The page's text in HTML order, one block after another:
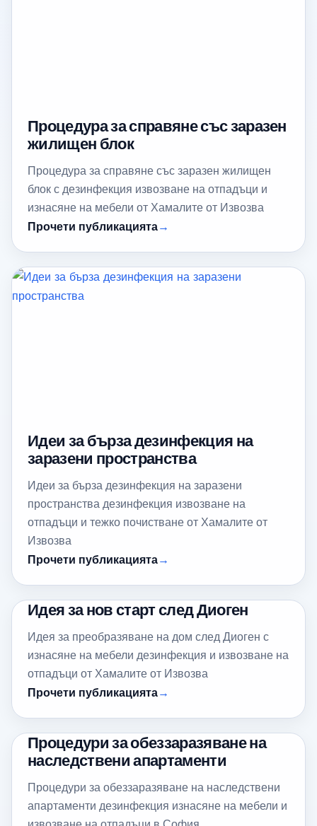
Процедура за справяне със заразен
жилищен блок
Процедура за справяне със заразен жилищен
блок с дезинфекция извозване на отпадъци и
изнасяне на мебели от Хамалите от Извозва
Прочети публикацията
Идеи за бърза дезинфекция на
заразени пространства
Идеи за бърза дезинфекция на заразени
пространства дезинфекция извозване на
отпадъци и тежко почистване от Хамалите от
Извозва
Прочети публикацията
Идея за нов старт след Диоген
Идея за преобразяване на дом след Диоген с
изнасяне на мебели дезинфекция и извозване на
отпадъци от Хамалите от Извозва
Прочети публикацията
Процедури за обеззаразяване на
наследствени апартаменти
Процедури за обеззаразяване на наследствени
апартаменти дезинфекция изнасяне на мебели и